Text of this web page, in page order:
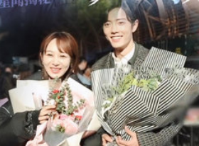
FACEBOOK